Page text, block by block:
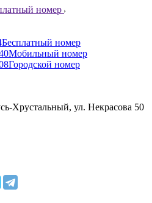
номер
Бесплатный номер
Мобильный номер
Городской номер
Хрустальный, ул. Некрасова 50